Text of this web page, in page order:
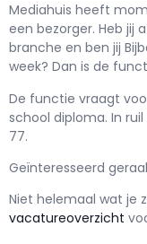
Mediahuis heeft
een bezorger. Heb jij
branche en ben jij
week? Dan is de
De functie vraagt
school diploma. In
77.
Geïnteresseerd
Niet helemaal wat je
vacatureoverzicht